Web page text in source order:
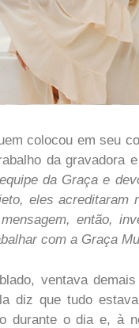
colocou em seu
da gravadora
da Graça e
eles
então,
com a Graça
ventava
diz que tudo
durante o dia e, à